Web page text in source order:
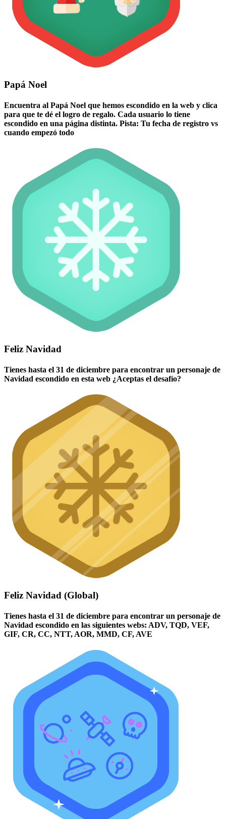
Papá Noel
Encuentra al Papá Noel que hemos escondido en la web y clica
para que te dé el logro de regalo. Cada usuario lo tiene
escondido en una página distinta. Pista: Tu fecha de registro vs
cuando empezó todo
Feliz Navidad
Tienes hasta el 31 de diciembre para encontrar un personaje de
Navidad escondido en esta web ¿Aceptas el desafío?
Feliz Navidad (Global)
Tienes hasta el 31 de diciembre para encontrar un personaje de
Navidad escondido en las siguientes webs: ADV, TQD, VEF,
GIF, CR, CC, NTT, AOR, MMD, CF, AVE